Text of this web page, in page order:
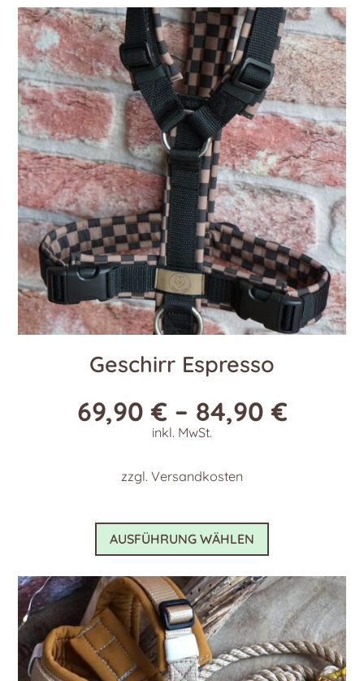
Geschirr Espresso
69,90€ – 84,90€
inkl. MwSt.
zzgl. Versandkosten
AUSFÜHRUNG WÄHLEN
Dieses
weist
mehrere
Varianten
auf.
Die
Optionen